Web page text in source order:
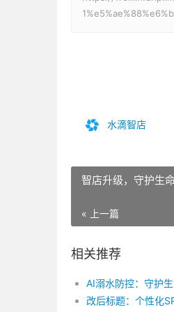
水滴智店
智店升级，守护生
« 上一篇
相关推荐
AI溺水防控：守护
改后标题：个性化